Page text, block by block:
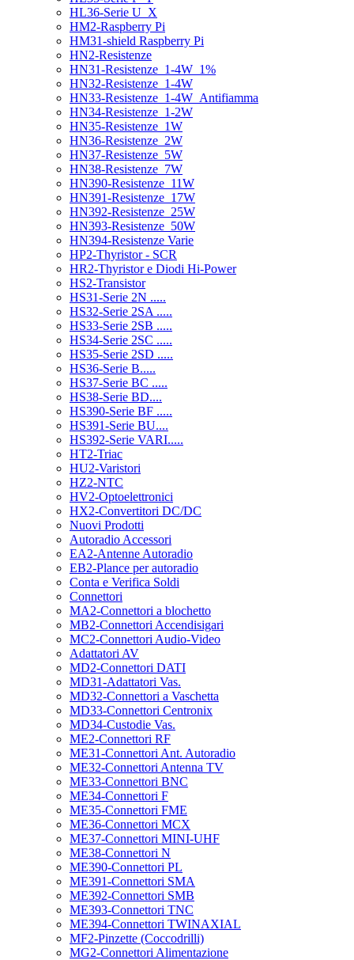
HL36-Serie U_X
HM2-Raspberry Pi
HM31-shield Raspberry Pi
HN2-Resistenze
HN31-Resistenze_1-4W_1%
HN32-Resistenze_1-4W
HN33-Resistenze_1-4W_Antifiamma
HN34-Resistenze_1-2W
HN35-Resistenze_1W
HN36-Resistenze_2W
HN37-Resistenze_5W
HN38-Resistenze_7W
HN390-Resistenze_11W
HN391-Resistenze_17W
HN392-Resistenze_25W
HN393-Resistenze_50W
HN394-Resistenze Varie
HP2-Thyristor - SCR
HR2-Thyristor e Diodi Hi-Power
HS2-Transistor
HS31-Serie 2N .....
HS32-Serie 2SA .....
HS33-Serie 2SB .....
HS34-Serie 2SC .....
HS35-Serie 2SD .....
HS36-Serie B.....
HS37-Serie BC .....
HS38-Serie BD....
HS390-Serie BF .....
HS391-Serie BU....
HS392-Serie VARI.....
HT2-Triac
HU2-Varistori
HZ2-NTC
HV2-Optoelettronici
HX2-Convertitori DC/DC
Nuovi Prodotti
Autoradio Accessori
EA2-Antenne Autoradio
EB2-Plance per autoradio
Conta e Verifica Soldi
Connettori
MA2-Connettori a blochetto
MB2-Connettori Accendisigari
MC2-Connettori Audio-Video
Adattatori AV
MD2-Connettori DATI
MD31-Adattatori Vas.
MD32-Connettori a Vaschetta
MD33-Connettori Centronix
MD34-Custodie Vas.
ME2-Connettori RF
ME31-Connettori Ant. Autoradio
ME32-Connettori Antenna TV
ME33-Connettori BNC
ME34-Connettori F
ME35-Connettori FME
ME36-Connettori MCX
ME37-Connettori MINI-UHF
ME38-Connettori N
ME390-Connettori PL
ME391-Connettori SMA
ME392-Connettori SMB
ME393-Connettori TNC
ME394-Connettori TWINAXIAL
MF2-Pinzette (Coccodrilli)
MG2-Connettori Alimentazione